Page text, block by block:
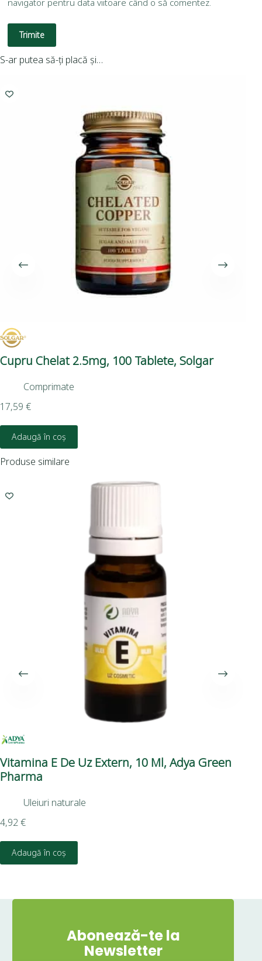
Trimite
S-ar putea să-ți placă și…
Cupru Chelat 2.5mg, 100 Tablete, Solgar
Comprimate
17,59 €
Adaugă în coș
Produse similare
Vitamina E De Uz Extern, 10 Ml, Adya Green
Pharma
Uleiuri naturale
4,92€
Adaugă în coș
Abonează-te la
Newsletter